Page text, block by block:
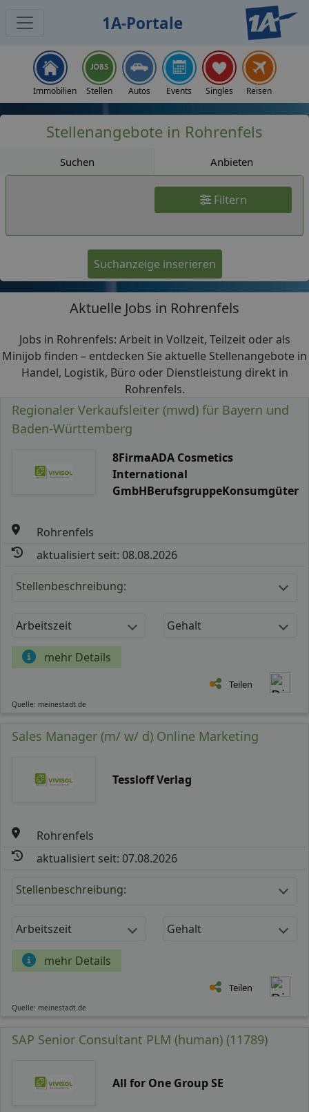
1A-Portale
Immobilien Stellen Autos Events Singles Reisen
Stellenangebote in Rohrenfels
Suchen Anbieten
Filtern
Suchanzeige inserieren
Aktuelle Jobs in Rohrenfels
Jobs in Rohrenfels: Arbeit in Vollzeit, Teilzeit oder als
Minijob finden – entdecken Sie aktuelle Stellenangebote in
Handel, Logistik, Büro oder Dienstleistung direkt in
Rohrenfels.
Regionaler Verkaufsleiter (mwd) für Bayern und
Baden-Württemberg
8FirmaADA Cosmetics
International
GmbHBerufsgruppeKonsumgüter
Rohrenfels
aktualisiert seit: 08.08.2026
Stellenbeschreibung:
Arbeitszeit Gehalt
mehr Details
Teilen
Quelle: meinestadt.de
Sales Manager (m/ w/ d) Online Marketing
Tessloff Verlag
Rohrenfels
aktualisiert seit: 07.08.2026
Stellenbeschreibung:
Arbeitszeit Gehalt
mehr Details
Teilen
Quelle: meinestadt.de
SAP Senior Consultant PLM (human) (11789)
All for One Group SE